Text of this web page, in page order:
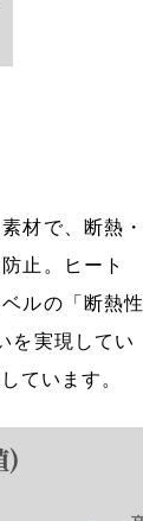
材で、断熱・
止。ヒート
ルの「断熱性
を実現してい
ています。